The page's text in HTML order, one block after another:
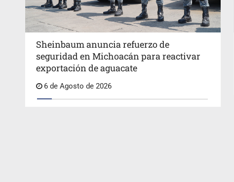
Sheinbaum anuncia refuerzo de
seguridad en Michoacán para reactivar
exportación de aguacate
6 de Agosto de 2026